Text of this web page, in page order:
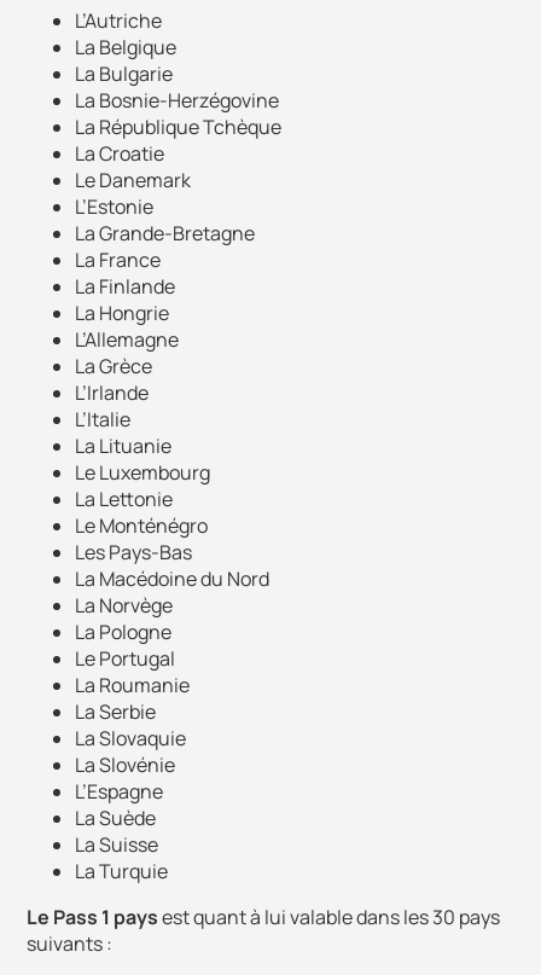
L’Autriche
La Belgique
La Bulgarie
La Bosnie-Herzégovine
La République Tchèque
La Croatie
Le Danemark
L’Estonie
La Grande-Bretagne
La France
La Finlande
La Hongrie
L’Allemagne
La Grèce
L’Irlande
L’Italie
La Lituanie
Le Luxembourg
La Lettonie
Le Monténégro
Les Pays-Bas
La Macédoine du Nord
La Norvège
La Pologne
Le Portugal
La Roumanie
La Serbie
La Slovaquie
La Slovénie
L’Espagne
La Suède
La Suisse
La Turquie
Le Pass 1 paysest quant à lui valable dans les 30 pays
suivants :